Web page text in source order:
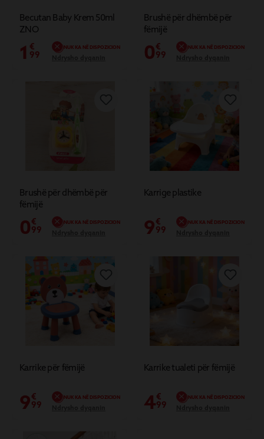
Becutan Baby Krem 50ml
ZNO
1 €
99
NUK KA NË DISPOZICION
Brushë për dhëmbë për
fëmijë
0€
99
NUK KA NË DISPOZICION
Brushë për dhëmbë për
fëmijë
0€
99
NUK KA NË DISPOZICION
Karrige plastike
9€
99
NUK KA NË DISPOZICION
Karrike për fëmijë
9€
99
NUK KA NË DISPOZICION
Karrike tualeti për fëmijë
4€
99
NUK KA NË DISPOZICION